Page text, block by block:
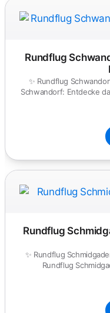
Rundflug
✨ Rundflug
Schwandorf: Entdecke
Rundflug
✨ Rundflug
Rundflug